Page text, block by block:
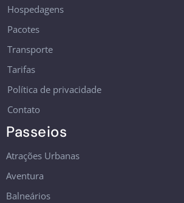
Hospedagens
Pacotes
Transporte
Tarifas
Política de privacidade
Contato
Passeios
Atrações Urbanas
Aventura
Balneários